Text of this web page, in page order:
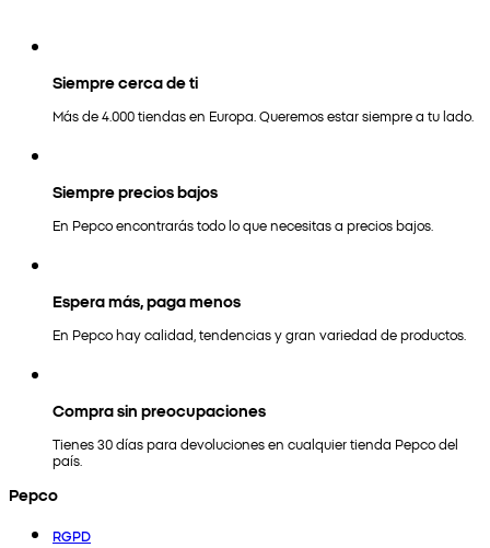
Siempre cerca de ti
Más de 4.000 tiendas en Europa. Queremos estar siempre a tu lado.
Siempre precios bajos
En Pepco encontrarás todo lo que necesitas a precios bajos.
Espera más, paga menos
En Pepco hay calidad, tendencias y gran variedad de productos.
Compra sin preocupaciones
Tienes 30 días para devoluciones en cualquier tienda Pepco del
país.
Pepco
RGPD